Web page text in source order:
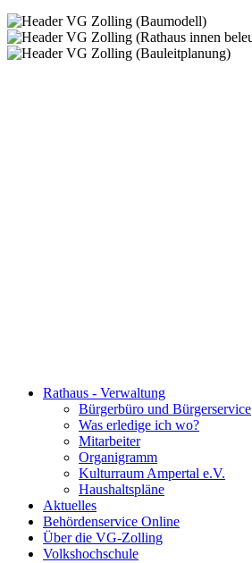
Rathaus - Verwaltung
Bürgerbüro und Bürgerservice
Was erledige ich wo?
Mitarbeiter
Organigramm
Kulturraum Ampertal e.V.
Haushaltspläne
Aktuelles
Behördenservice Online
Über die VG-Zolling
Volkshochschule